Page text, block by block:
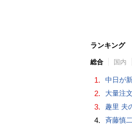
ランキング
総合 国内
1. 中日が
2. 大量注
3. 趣里 夫
4. 斉藤慎